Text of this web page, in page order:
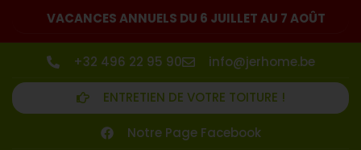
VACANCES ANNUELS DU 6 JUILLET AU 7 AOÛT
+32 496 22 95 90 info@jerhome.be
ENTRETIEN DE VOTRE TOITURE !
Notre Page Facebook